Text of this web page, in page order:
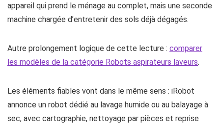
appareil qui prend le ménage au complet, mais une seconde
machine chargée d’entretenir des sols déjà dégagés.
Autre prolongement logique de cette lecture : comparer
les modèles de la catégorie Robots aspirateurs laveurs.
Les éléments fiables vont dans le même sens : iRobot
annonce un robot dédié au lavage humide ou au balayage à
sec, avec cartographie, nettoyage par pièces et reprise